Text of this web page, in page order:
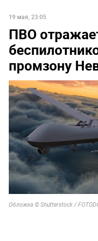
19 мая, 23:05
ПВО
промзону
Обложка © Shutterstock /